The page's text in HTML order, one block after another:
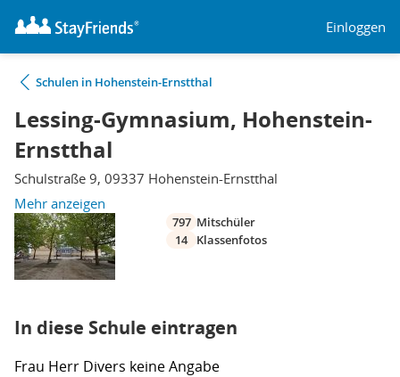
Einloggen
Schulen in Hohenstein-Ernstthal
Lessing-Gymnasium, Hohenstein-
Ernstthal
Schulstraße 9, 09337 Hohenstein-Ernstthal
Mehr anzeigen
797 Mitschüler
14
Klassenfotos
In diese Schule eintragen
Frau Herr Divers keine Angabe